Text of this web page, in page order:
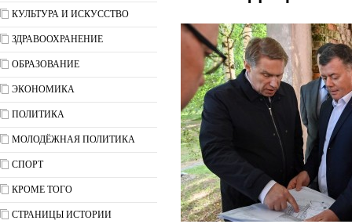
КУЛЬТУРА И ИСКУССТВО
ЗДРАВООХРАНЕНИЕ
ОБРАЗОВАНИЕ
ЭКОНОМИКА
ПОЛИТИКА
МОЛОДЁЖНАЯ ПОЛИТИКА
СПОРТ
КРОМЕ ТОГО
СТРАНИЦЫ ИСТОРИИ